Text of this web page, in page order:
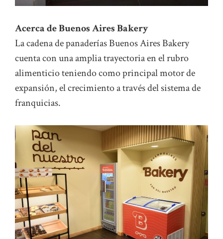
Acerca de Buenos Aires Bakery
La cadena de panaderías Buenos Aires Bakery
cuenta con una amplia trayectoria en el rubro
alimenticio teniendo como principal motor de
expansión, el crecimiento a través del sistema de
franquicias.